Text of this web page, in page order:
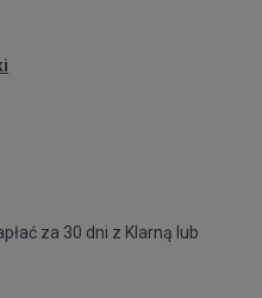
za 30 dni z Klarną lub